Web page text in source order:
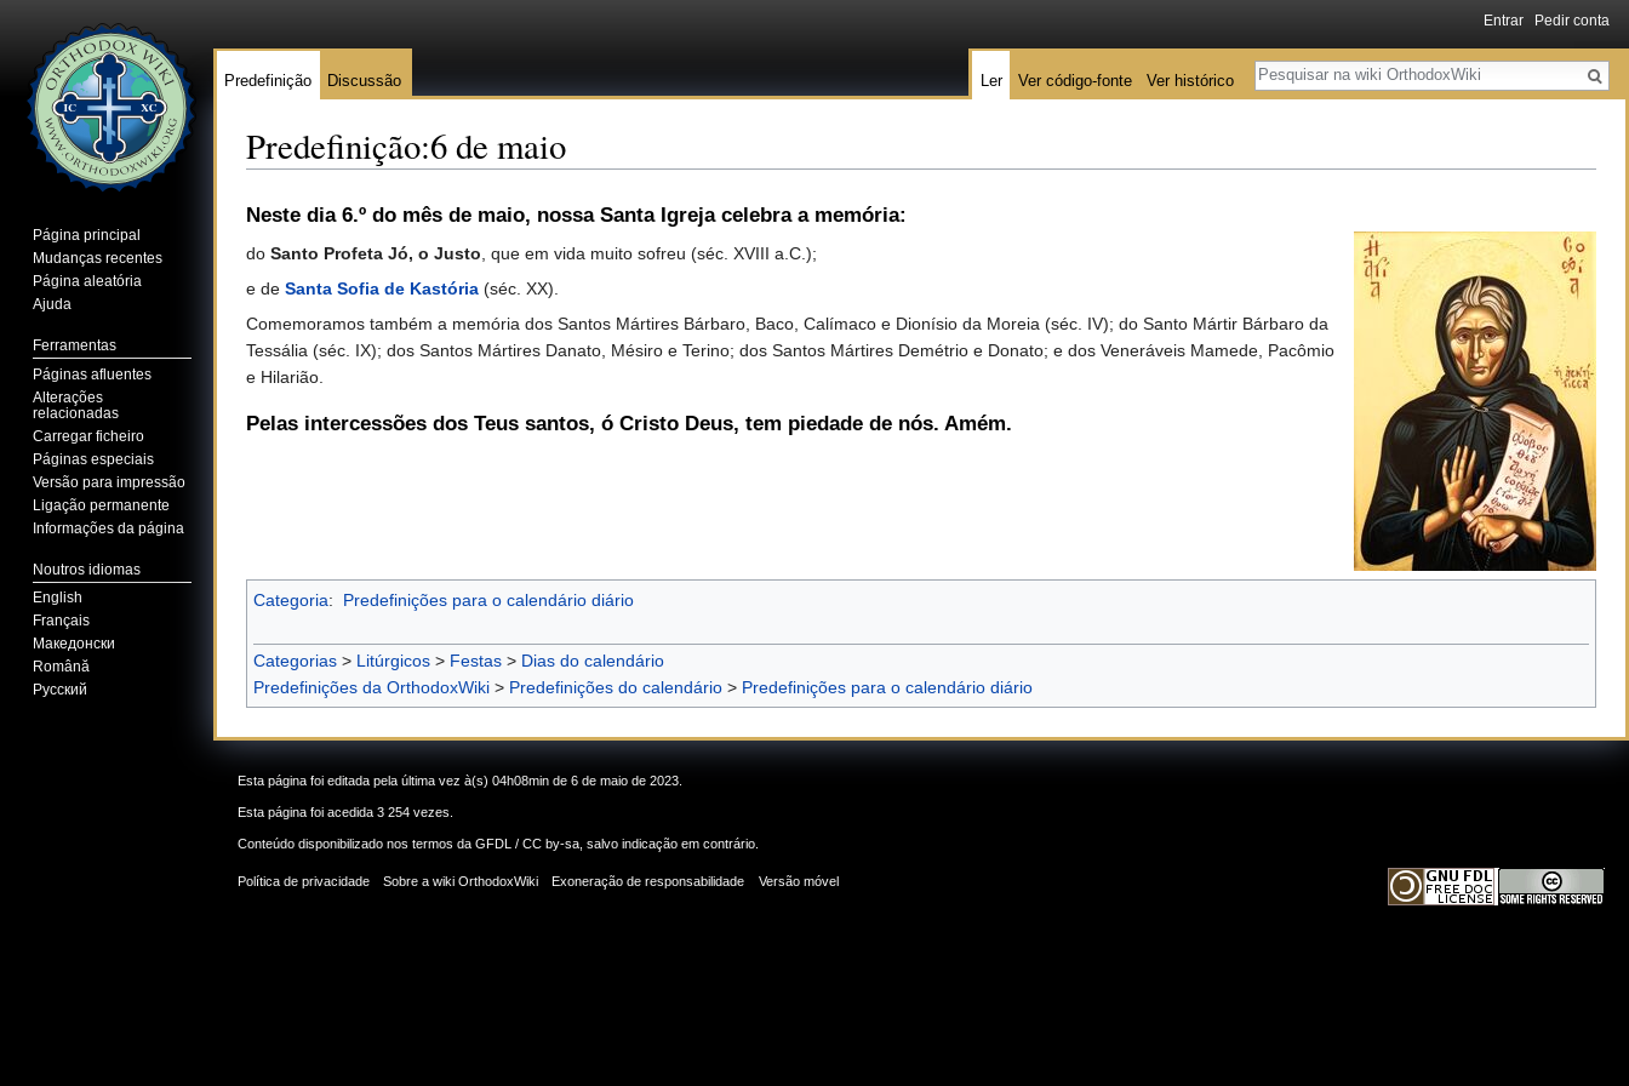
Predefinição:6 de maio
Neste dia 6.º do mês de maio, nossa Santa Igreja celebra a memória:
do Santo Profeta Jó, o Justo , que em vida muito sofreu (séc. XVIII a.C.);
e de Santa Sofia de Kastória (séc. XX).
Comemoramos também a memória dos Santos Mártires Bárbaro, Baco, Calímaco e Dionísio da Moreia (séc. IV); do Santo Mártir Bárbaro da
Tessália (séc. IX); dos Santos Mártires Danato, Mésiro e Terino; dos Santos Mártires Demétrio e Donato; e dos Veneráveis Mamede, Pacômio
e Hilarião.
Pelas intercessões dos Teus santos, ó Cristo Deus, tem piedade de nós. Amém.
Categoria: Predefinições para o calendário diário
Categorias > Litúrgicos > Festas > Dias do calendário
Predefinições da OrthodoxWiki > Predefinições do calendário > Predefinições para o calendário diário
Entrar Pedir conta
Predefinição Discussão Ler Ver código-fonte Ver histórico
Pesquisa
Página principal
Mudanças recentes
Página aleatória
Ajuda
Ferramentas
Páginas afluentes
Alterações
relacionadas
Carregar ficheiro
Páginas especiais
Versão para impressão
Ligação permanente
Informações da página
Noutros idiomas
English
Français
Македонски
Română
Русский
Esta página foi editada pela última vez à(s) 04h08min de 6 de maio de 2023.
Esta página foi acedida 3 254 vezes.
Conteúdo disponibilizado nos termos da GFDL / CC by-sa, salvo indicação em contrário.
Política de privacidade Sobre a wiki OrthodoxWiki Exoneração de responsabilidade Versão móvel